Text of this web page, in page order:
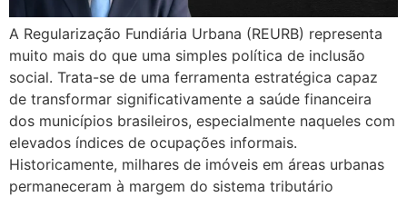
A Regularização Fundiária Urbana (REURB) representa
muito mais do que uma simples política de inclusão
social. Trata-se de uma ferramenta estratégica capaz
de transformar significativamente a saúde financeira
dos municípios brasileiros, especialmente naqueles com
elevados índices de ocupações informais.
Historicamente, milhares de imóveis em áreas urbanas
permaneceram à margem do sistema tributário